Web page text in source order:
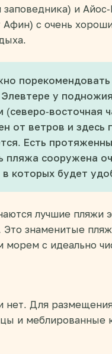
и
Афин) с очень
у
восточная
от ветров и здесь
Есть
пляжа сооружена
которых будет
лучшие пляжи
Это знаменитые
морем с идеально
нет. Для
и меблированные